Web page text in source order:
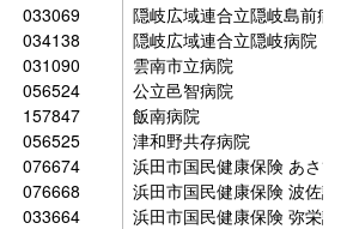
033069
034138
031090
056524
157847
056525
076674
076668
033664
隠岐広域連合立隠岐島前病
隠岐広域連合立隠岐病院
雲南市立病院
公立邑智病院
飯南病院
津和野共存病院
浜田市国民健康保険 あさひ
浜田市国民健康保険 波佐診
浜田市国民健康保険 弥栄診